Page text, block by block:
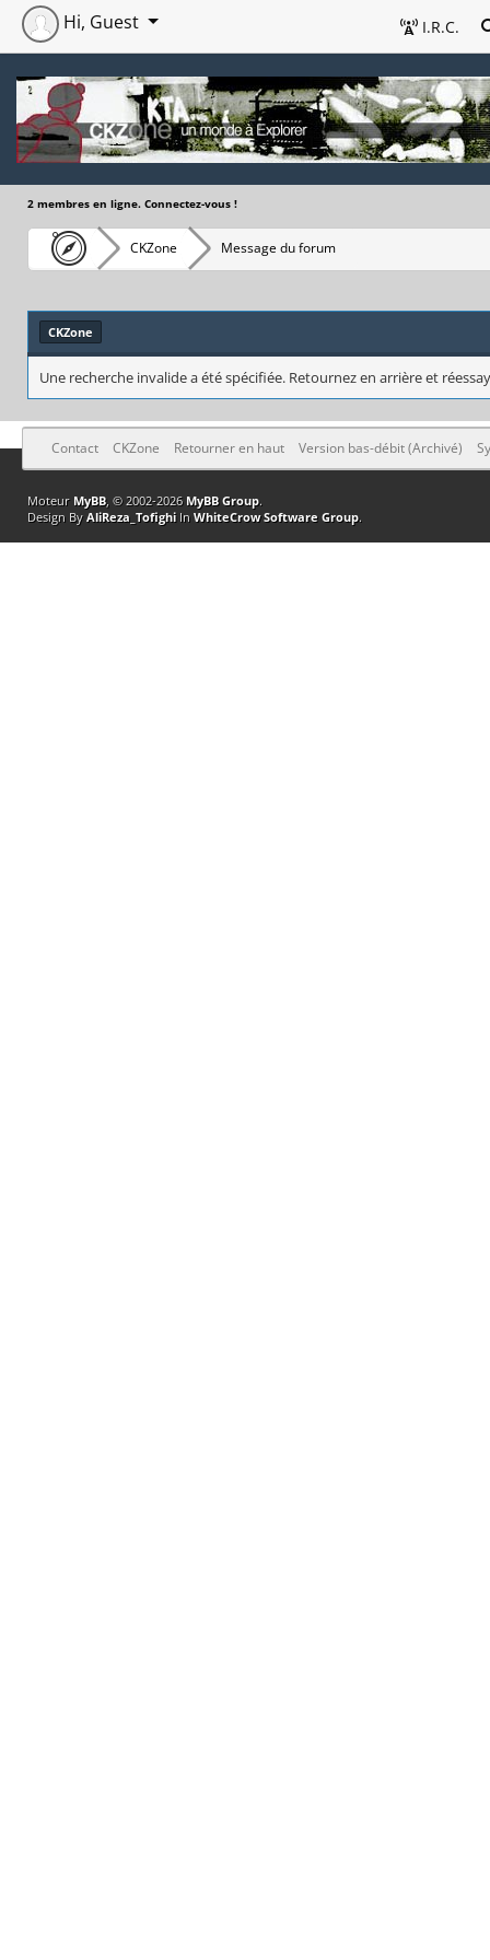
I.R.C.
Hi, Guest
2 membres en ligne. Connectez-vous !
CKZone Message du forum
CKZone
Une recherche invalide a été spécifiée. Retournez en arrière et
Contact CKZone Retourner en haut Version bas-débit (Archivé)
Moteur MyBB, © 2002-2026 MyBB Group.
Design By AliReza_TofighiIn WhiteCrow Software Group.